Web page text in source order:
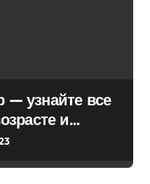
узнайте все
и